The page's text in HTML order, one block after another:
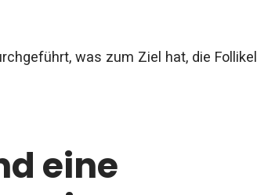
was zum Ziel hat, die Follikel
eine